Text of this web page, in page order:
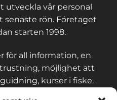
vår personal
senaste rön. Företaget
starten 1998.
för all information, en
möjlighet att
kurser i fiske.